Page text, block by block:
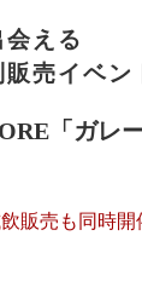
える
売イベン
「ガレ
販売も同時開